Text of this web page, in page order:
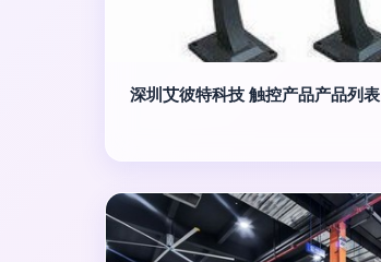
深圳艾彼特科技 触控产品产品列表